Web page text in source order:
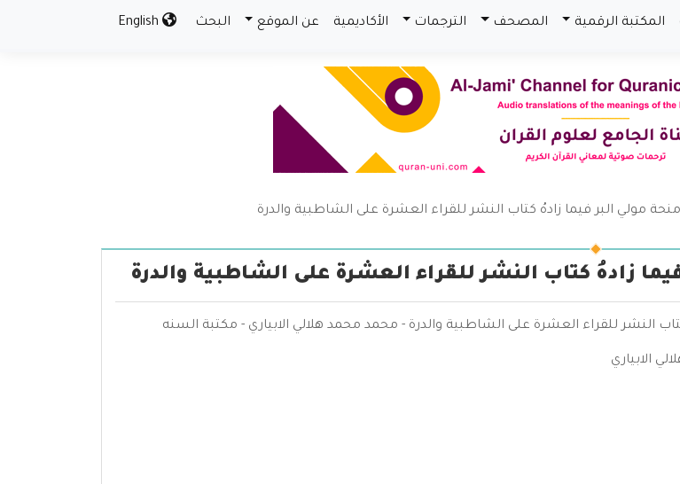
المكتبة الرقمية المصحف الترجمات الأكاديمية عن الموقع البحث
منحة مولي البر فيما زادهُ كتاب النشر للقراء العشرة على الشاطبية والدرة
زادهُ كتاب النشر للقراء العشرة على الشاطبية والدرة
النشر للقراء العشرة على الشاطبية والدرة - محمد محمد هلالي الابياري - مكتبة السنه
الابياري